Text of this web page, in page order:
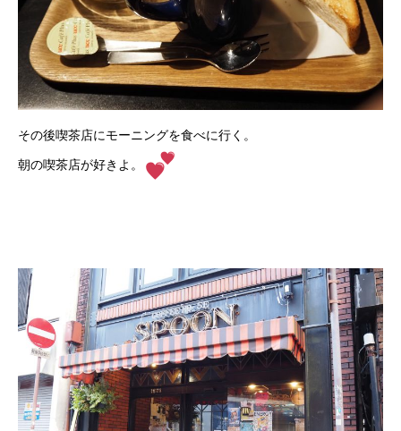
その後喫茶店にモーニングを食べに行く。
朝の喫茶店が好きよ。